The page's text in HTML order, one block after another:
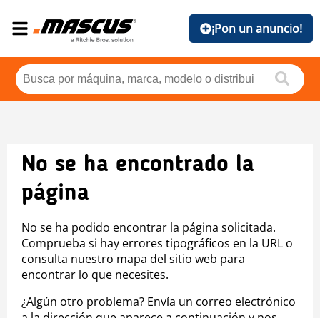
¡Pon un anuncio!
No se ha encontrado la
página
No se ha podido encontrar la página solicitada.
Comprueba si hay errores tipográficos en la URL o
consulta nuestro mapa del sitio web para
encontrar lo que necesites.
¿Algún otro problema? Envía un correo electrónico